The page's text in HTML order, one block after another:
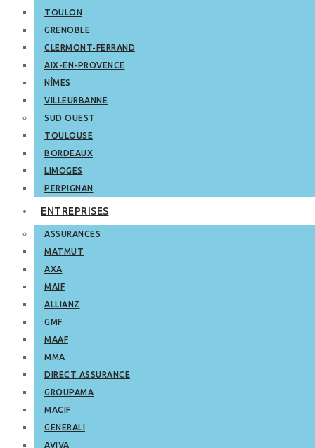
TOULON
GRENOBLE
CLERMONT-FERRAND
AIX-EN-PROVENCE
NÎMES
VILLEURBANNE
SUD OUEST
TOULOUSE
BORDEAUX
LIMOGES
PERPIGNAN
ENTREPRISES
ASSURANCES
MATMUT
AXA
MAIF
ALLIANZ
GMF
MAAF
MMA
DIRECT ASSURANCE
GROUPAMA
MACIF
GENERALI
AVIVA